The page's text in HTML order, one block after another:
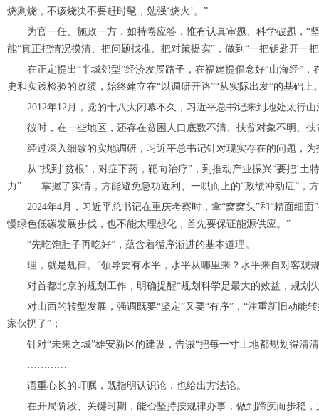
烧则烧，不该烧决不要赶时髦，勉强‘烧火’。”
为官一任、施政一方，如持卷应答，惟有认真审题、科学破题，“
能“真正把情况摸清、把问题找准、把对策提实”，做到“一把钥匙开一
在正定提出“半城郊型”经济发展路子，在福建提倡念好“山海经”
史和实践检验的政绩，始终建立在“以调研开路”“从实际出发”的基础上
2012年12月，党的十八大闭幕不久，习近平总书记来到地处太行山
彼时，在一些地区，还存在贫困人口底数不清、扶贫对象不明、扶
经过深入细致的实地调研，习近平总书记针对现实存在的问题，为
从“找到‘贫根’，对症下药，靶向治疗”，到推动产业振兴“要把‘土
力”……掌握了实情，方能避免急功近利、一哄而上的“政绩冲动症”，
2024年4月，习近平总书记在重庆考察时，拿“窝窝头”和“精面细面
慢绿色低碳发展步伐，也不能太理想化，首先要保证能源供应。”
“先吃饱肚子再吃好”，蕴含着循序渐进的基本道理。
理，就是规律。“领导要有水平，水平从哪里来？水平来自对客观
对首都北京的规划工作，明确提醒“规划科学是最大的效益，规划
对山西的转型发展，强调既要“坚定”又要“有序”，“注重新旧动能
家伙扔了”；
针对“未来之城”雄安新区的建设，告诫“把每一寸土地都规划得清
…………
语重心长的叮嘱，既指明认识论，也给出方法论。
在开局阶段、关键时期，能否坚持按规律办事，做到蹄疾而步稳，